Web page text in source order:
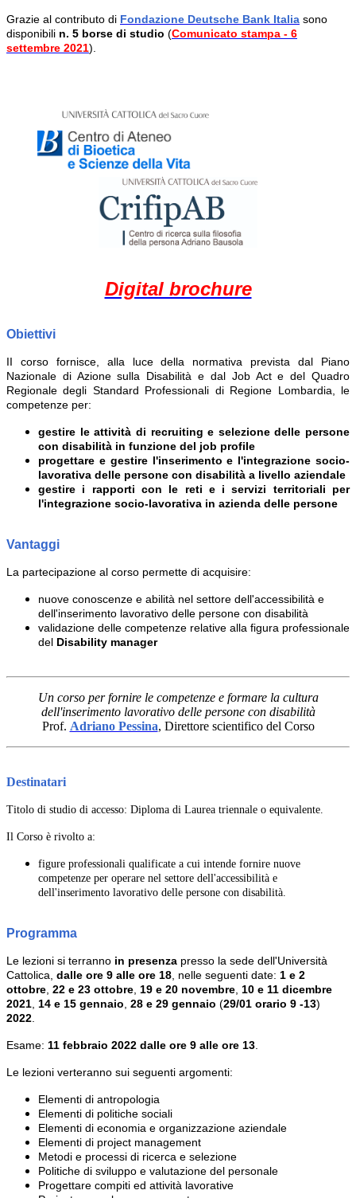
Grazie al contributo di Fondazione Deutsche Bank Italia sono
disponibili n. 5 borse di studio (Comunicato stampa - 6
settembre 2021).
Digital brochure
Obiettivi
II corso fornisce, alla luce della normativa prevista dal Piano
Nazionale di Azione sulla Disabilità e dal Job Act e del Quadro
Regionale degli Standard Professionali di Regione Lombardia, le
competenze per:
gestire le attività di recruiting e selezione delle persone
con disabilità in funzione del job profile
progettare e gestire l'inserimento e l'integrazione socio-
lavorativa delle persone con disabilità a livello aziendale
gestire i rapporti con le reti e i servizi territoriali per
l'integrazione socio-lavorativa in azienda delle persone
Vantaggi
La partecipazione al corso permette di acquisire:
nuove conoscenze e abilità nel settore dell'accessibilità e
dell'inserimento lavorativo delle persone con disabilità
validazione delle competenze relative alla figura professionale
del Disability manager
Un corso per fornire le competenze e formare la cultura
dell'inserimento lavorativo delle persone con disabilità
Prof. Adriano Pessina, Direttore scientifico del Corso
Destinatari
Titolo di studio di accesso: Diploma di Laurea triennale o equivalente.
Il Corso è rivolto a:
figure professionali qualificate a cui intende fornire nuove
competenze per operare nel settore dell'accessibilità e
dell'inserimento lavorativo delle persone con disabilità.
Programma
Le lezioni si terranno in presenza presso la sede dell'Università
Cattolica, dalle ore 9 alle ore 18, nelle seguenti date: 1 e 2
ottobre, 22 e 23 ottobre, 19 e 20 novembre, 10 e 11 dicembre
2021, 14 e 15 gennaio, 28 e 29 gennaio (29/01 orario 9 -13)
2022.
Esame: 11 febbraio 2022 dalle ore 9 alle ore 13.
Le lezioni verteranno sui seguenti argomenti:
Elementi di antropologia
Elementi di politiche sociali
Elementi di economia e organizzazione aziendale
Elementi di project management
Metodi e processi di ricerca e selezione
Politiche di sviluppo e valutazione del personale
Progettare compiti ed attività lavorative